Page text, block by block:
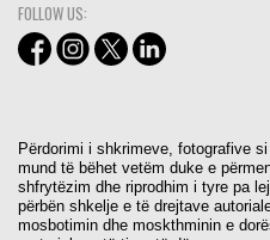
FOLLOW US:
Përdorimi i shkrimeve, fotografive
mund të bëhet vetëm duke e
shfrytëzim dhe riprodhim i tyre pa
përbën shkelje e të drejtave
mosbotimin dhe moskthminin e